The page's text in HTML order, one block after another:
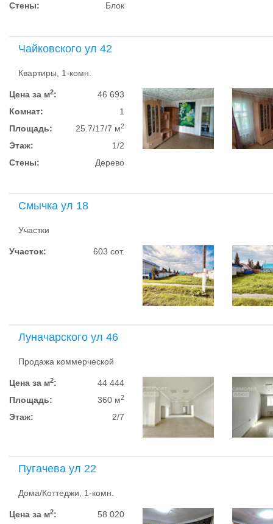
Стены:
Блок
Чайковского ул 42
Квартиры, 1-комн.
Цена за м2:
46 693
Комнат:
1
Площадь:
25.7/17/7 м2
Этаж:
1/2
Стены:
Дерево
Смычка ул 18
Участки
Участок: 603 сот.
Луначарского ул 46
Продажа коммерческой
Цена за м2:
44 444
Площадь:
360 м2
Этаж: 2/7
Пугачева ул 22
Дома/Коттеджи, 1-комн.
Цена за м2:
58 020